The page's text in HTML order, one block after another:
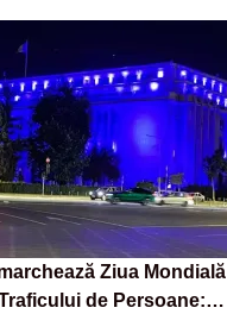
Ziua Mondială
de Persoane: